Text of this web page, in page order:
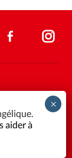
aider à